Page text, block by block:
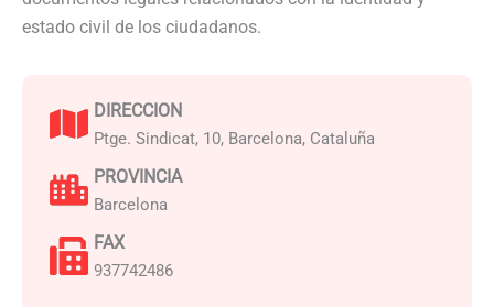
estado civil de los ciudadanos.
DIRECCION
Ptge. Sindicat, 10, Barcelona, Cataluña
PROVINCIA
Barcelona
FAX
937742486